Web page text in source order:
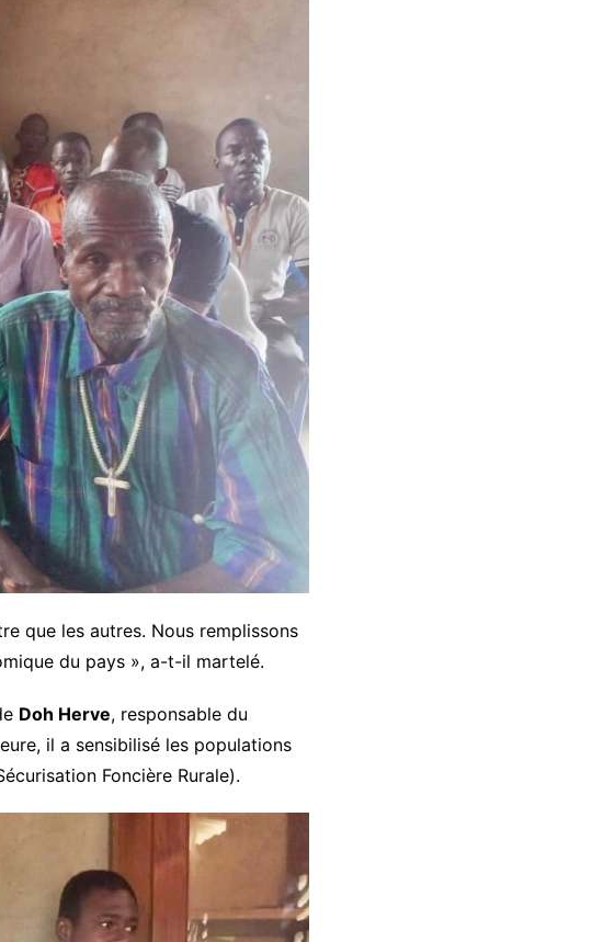
que les autres. Nous remplissons
du pays », a-t-il martelé.
Doh Herve, responsable du
il a sensibilisé les populations
Foncière Rurale).